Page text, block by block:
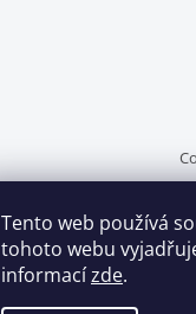
Tento web používá
tohoto webu
informacízde.